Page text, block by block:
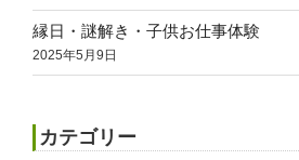
縁日・謎解き・子供お仕事体験
2025年5月9日
カテゴリー